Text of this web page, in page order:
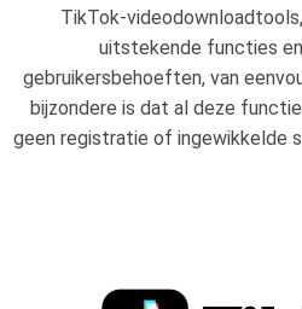
TikTok-
uitstekende functies
gebruikersbehoeften, van
bijzondere is dat al deze
geen registratie of ingewikkelde